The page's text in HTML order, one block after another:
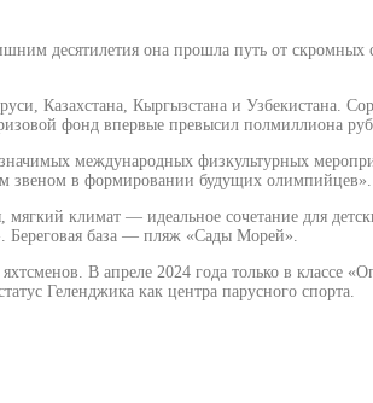
десятилетия она прошла путь от скромных
Казахстана, Кыргызстана и Узбекистана.
фонд впервые превысил полмиллиона
международных физкультурных
звеном в формировании будущих олимпийцев».
климат — идеальное сочетание для
Береговая база — пляж «Сады Морей».
В апреле 2024 года только в классе
Геленджика как центра парусного спорта.